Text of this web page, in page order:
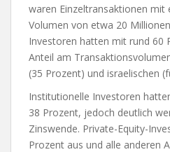
waren Einzeltransaktionen mit
Volumen von etwa 20
Investoren hatten mit rund 60
Anteil am
(35 Prozent) und israelischen
Institutionelle Investoren
38 Prozent, jedoch deutlich
Zinswende. Private-Equity-
Prozent aus und alle anderen